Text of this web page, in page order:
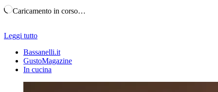
Caricamento in corso…
Leggi tutto
Bassanelli.it
GustoMagazine
In cucina